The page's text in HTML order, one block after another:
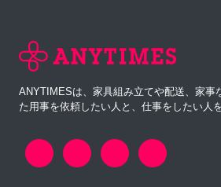
ANYTIMESは、家具組み立てや配送、家事
た用事を依頼したい人と、仕事をしたい人